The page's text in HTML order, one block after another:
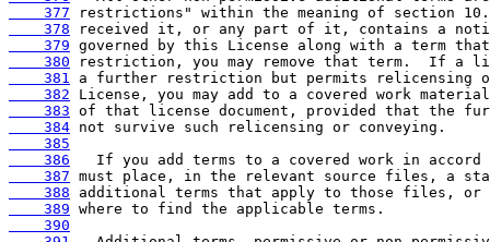
    377
    378
    379
    380
    381
    382
    383
    384
    385
    386
    387
    388
    389
    390